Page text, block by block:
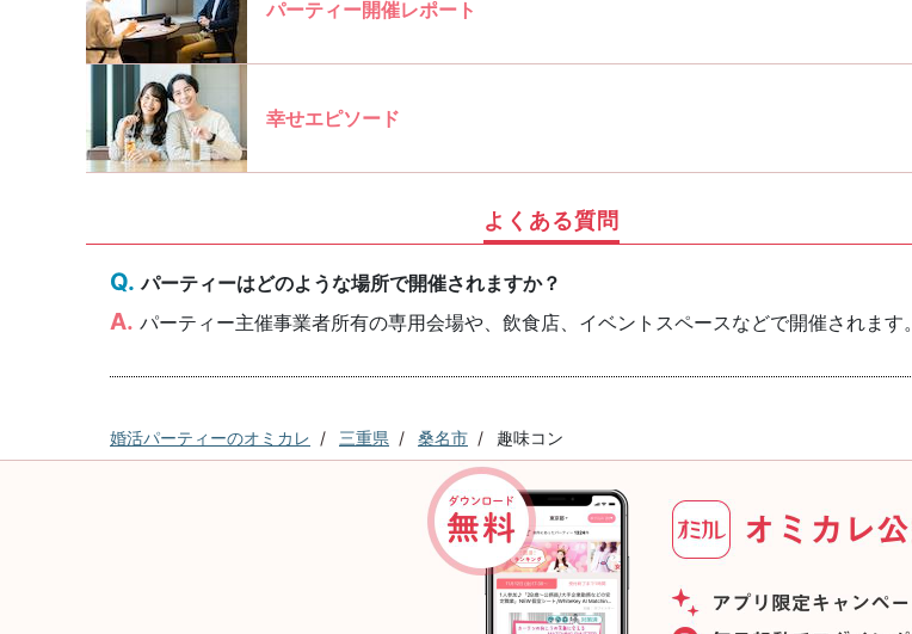
パーティー開催レポート
幸せエピソード
よくある質問
パーティーはどのような場所で開催されますか？
パーティー主催事業者所有の専用会場や、飲食店、イベントスペースなどで開催されます。
婚活パーティーのオミカレ 三重県 桑名市 趣味コン